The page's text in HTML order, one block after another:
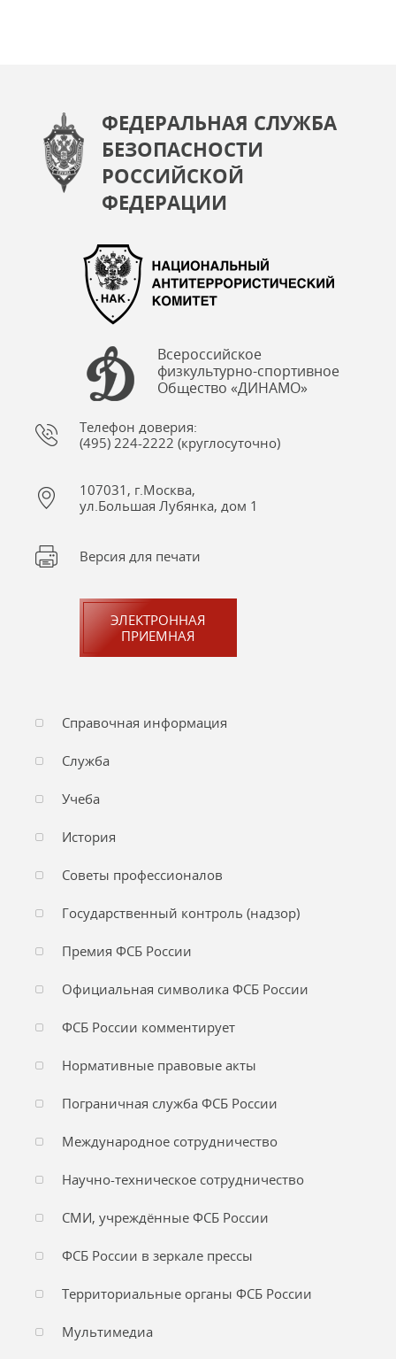
ФЕДЕРАЛЬНАЯ СЛУЖБА
БЕЗОПАСНОСТИ
РОССИЙСКОЙ
ФЕДЕРАЦИИ
Всероссийское
физкультурно-спортивное
Общество «ДИНАМО»
Телефон доверия:
(495) 224-2222 (круглосуточно)
107031, г.Москва,
ул.Большая Лубянка, дом 1
Версия для печати
ЭЛЕКТРОННАЯ
ПРИЕМНАЯ
Справочная информация
Служба
Учеба
История
Советы профессионалов
Государственный контроль (надзор)
Премия ФСБ России
Официальная символика ФСБ России
ФСБ России комментирует
Нормативные правовые акты
Пограничная служба ФСБ России
Международное сотрудничество
Научно-техническое сотрудничество
СМИ, учреждённые ФСБ России
ФСБ России в зеркале прессы
Территориальные органы ФСБ России
Мультимедиа